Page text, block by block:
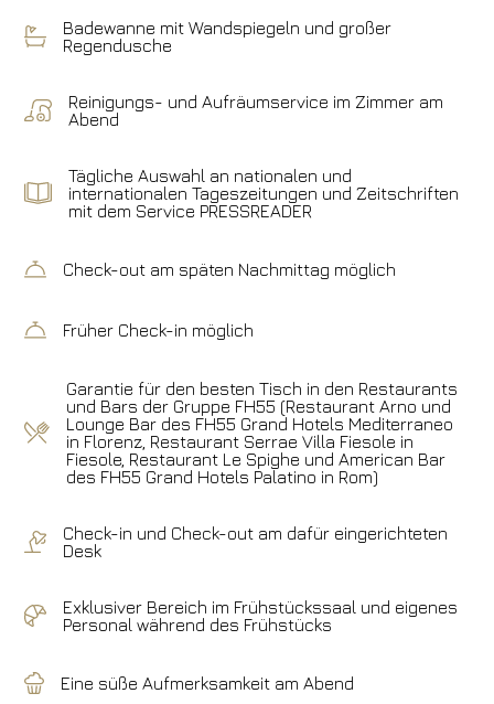
Hotel
Med Executive Hotel
07/08/2026 08/08/2026
Zimmer Erwachsene
Rabatt-Code
Reservierung ändern
Badewanne mit Wandspiegeln und großer
Regendusche
Reinigungs- und Aufräumservice im Zimmer am
Abend
Tägliche Auswahl an nationalen und
internationalen Tageszeitungen und Zeitschriften
mit dem Service PRESSREADER
Check-out am späten Nachmittag möglich
Früher Check-in möglich
Garantie für den besten Tisch in den Restaurants
und Bars der Gruppe FH55 (Restaurant Arno und
Lounge Bar des FH55 Grand Hotels Mediterraneo
in Florenz, Restaurant Serrae Villa Fiesole in
Fiesole, Restaurant Le Spighe und American Bar
des FH55 Grand Hotels Palatino in Rom)
Check-in und Check-out am dafür eingerichteten
Desk
Exklusiver Bereich im Frühstückssaal und eigenes
Personal während des Frühstücks
Eine süße Aufmerksamkeit am Abend